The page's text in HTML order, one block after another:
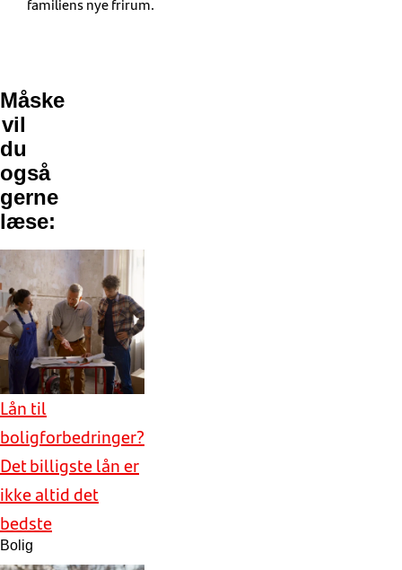
familiens nye frirum.
Måske
vil
du
også
gerne
læse:
Lån til
boligforbedringer?
Det billigste lån er
ikke altid det
bedste
Bolig